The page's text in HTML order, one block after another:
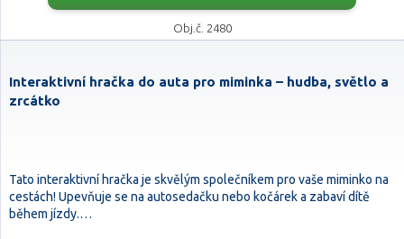
Obj.č. 2480
Interaktivní hračka do auta pro miminka – hudba, světlo a
zrcátko
Tato interaktivní hračka je skvělým společníkem pro vaše miminko na
cestách! Upevňuje se na autosedačku nebo kočárek a zabaví dítě
během jízdy.…